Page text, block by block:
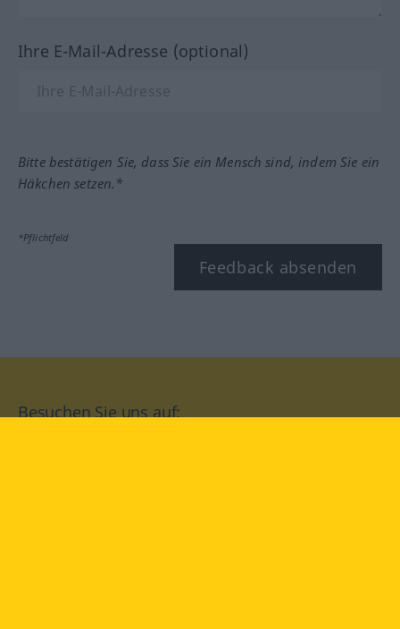
Ihre E-Mail-Adresse (optional)
Bitte bestätigen Sie, dass Sie ein Mensch sind, indem Sie ein
Häkchen setzen.*
*Pflichtfeld
Feedback absenden
Besuchen Sie uns auf: